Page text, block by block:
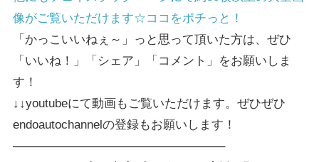
像がご覧いただけます☆ココをポチっと！
「かっこいいねぇ～」っと思って頂いた方は、ぜひ
「いいね！」「シェア」「コメント」をお願いしま
す！
↓↓youtubeにて動画もご覧いただけます。ぜひぜひ
endoautochannelの登録もお願いします！
—————————————————–